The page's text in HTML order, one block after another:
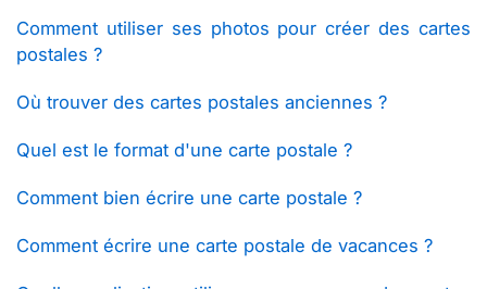
Comment utiliser ses photos pour créer des cartes
postales ?
Où trouver des cartes postales anciennes ?
Quel est le format d'une carte postale ?
Comment bien écrire une carte postale ?
Comment écrire une carte postale de vacances ?